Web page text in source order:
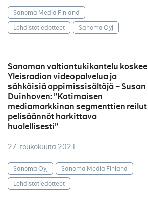
Sanoma Media Finland
Lehdistötiedotteet
Sanoma Oyj
Sanoman valtiontukikantelu koskee
Yleisradion videopalvelua ja
sähköisiä oppimissisältöjä – Susan
Duinhoven: ”Kotimaisen
mediamarkkinan segmenttien reilut
pelisäännöt harkittava
huolellisesti”
27. toukokuuta 2021
Sanoma Oyj
Sanoma Media Finland
Lehdistötiedotteet